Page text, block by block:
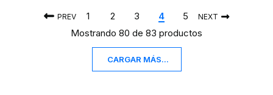
PREV 1 2 3 4 5 NEXT
Mostrando 80 de 83 productos
CARGAR MÁS...